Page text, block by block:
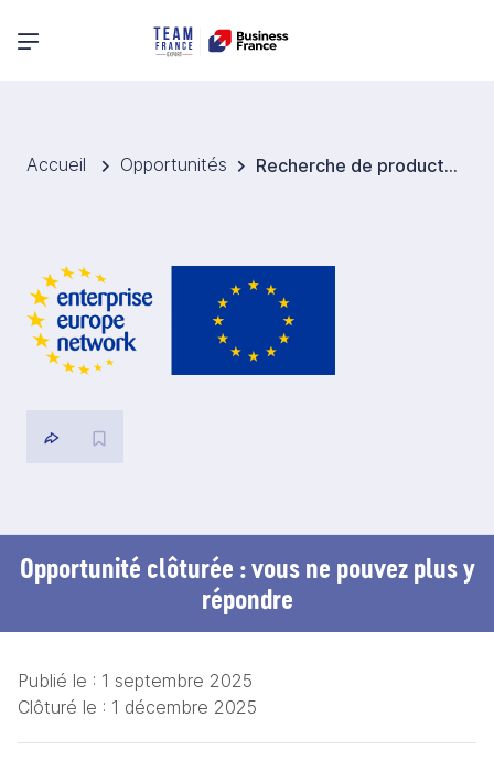
Menu principal
Accueil Opportunités Recherche de producteurs de céréales sans gluten pour la Suède
Opportunité clôturée : vous ne pouvez plus y
répondre
Publié le : 1 septembre 2025
Clôturé le : 1 décembre 2025